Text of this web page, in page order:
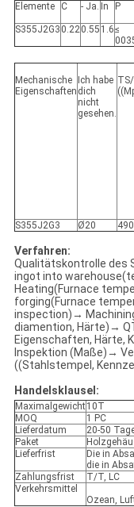
Elemente C - Ja. In P
S355J2G3 0.220.55 1.6≤
Mechanische
Eigenschaften
Ich habe
dich
nicht
gesehen.
S355J2G3 Ø20 490
Verfahren:
Qualitätskontrolle des
ingot into
Heating(Furnace
forging(Furnace
inspection)→
diamention, Härte)→
Eigenschaften, Härte,
Inspektion (Maße)→
((Stahlstempel,
Handelsklausel:
Maximalgewicht10T
MOQ
1 PC
Lieferdatum
20-50
Paket
Lieferfrist
Die in
die in
Zahlungsfrist
T/T, LC
Verkehrsmittel
Ozean,